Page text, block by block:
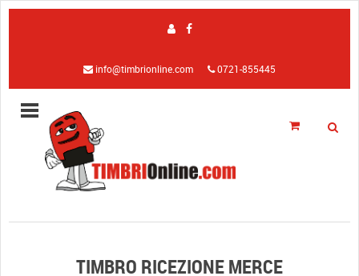
info@timbrionline.com 0721-855445
TIMBRO RICEZIONE MERCE